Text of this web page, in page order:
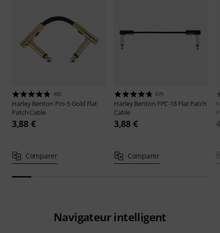
405
Harley Benton Pro-5 Gold Flat
Patch Cable
3,88 €
Comparer
679
Harley Benton FPC-18 Flat Patch
Cable
3,88 €
Comparer
Navigateur intelligent